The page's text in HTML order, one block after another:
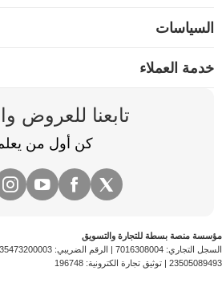
السياسات
خدمة العملاء
تابعنا للعروض
كن أول من
مؤسسة منصة بسطة للتجارة والتسويق
السجل التجاري: 7016308004 | الرقم الضريبي:
23505089493 | توثيق تجارة الكترونية: 196748